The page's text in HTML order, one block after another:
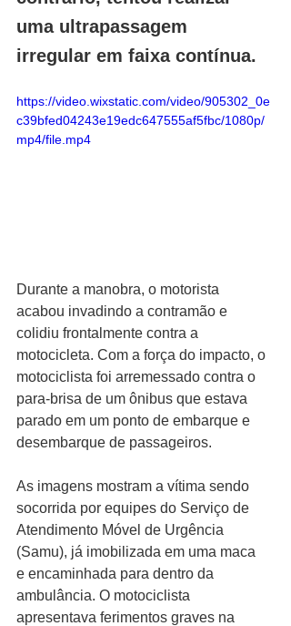
uma ultrapassagem
irregular em faixa contínua.
https://video.wixstatic.com/video/905302_0e
c39bfed04243e19edc647555af5fbc/1080p/
mp4/file.mp4
Durante a manobra, o motorista
acabou invadindo a contramão e
colidiu frontalmente contra a
motocicleta. Com a força do impacto, o
motociclista foi arremessado contra o
para-brisa de um ônibus que estava
parado em um ponto de embarque e
desembarque de passageiros.
As imagens mostram a vítima sendo
socorrida por equipes do Serviço de
Atendimento Móvel de Urgência
(Samu), já imobilizada em uma maca
e encaminhada para dentro da
ambulância. O motociclista
apresentava ferimentos graves na